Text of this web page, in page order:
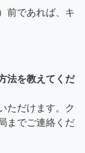
前であれば、キ
法を教えてくだ
ただけます。ク
までご連絡くだ